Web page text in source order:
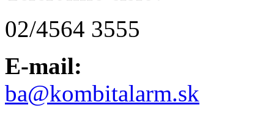
02/4564 3555
E-mail:
ba@kombitalarm.sk